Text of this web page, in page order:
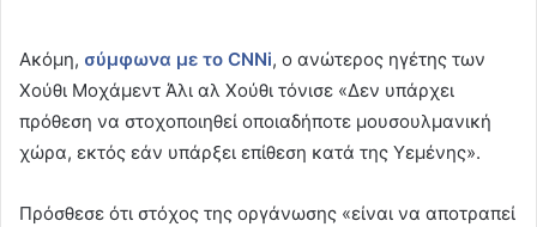
Ακόμη, σύμφωνα με το CNNi, ο ανώτερος ηγέτης των
Χούθι Μοχάμεντ Άλι αλ Χούθι τόνισε «Δεν υπάρχει
πρόθεση να στοχοποιηθεί οποιαδήποτε μουσουλμανική
χώρα, εκτός εάν υπάρξει επίθεση κατά της Υεμένης».
Πρόσθεσε ότι στόχος της οργάνωσης «είναι να αποτραπεί